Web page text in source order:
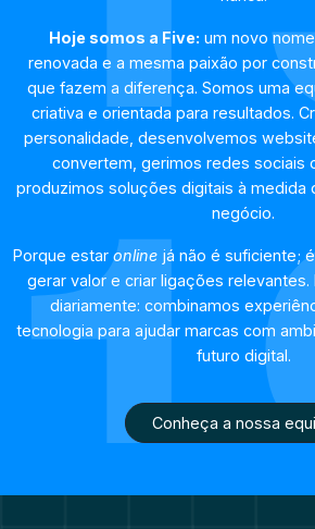
Hoje somos a Five: um novo
renovada e a mesma paixão por
que fazem a diferença. Somos uma
criativa e orientada para resultados.
personalidade, desenvolvemos
convertem, gerimos redes sociais
produzimos soluções digitais à medida
negócio.
Porque estar online já não é suficiente;
gerar valor e criar ligações
diariamente: combinamos
tecnologia para ajudar marcas com
futuro digital.
Conheça a nossa